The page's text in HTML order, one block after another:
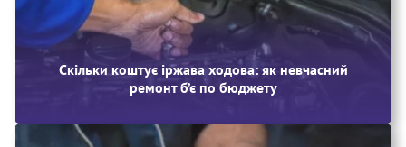
Скільки коштує іржава ходова: як невчасний
ремонт б’є по бюджету